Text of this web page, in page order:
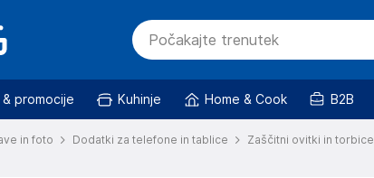
& promocije Kuhinje Home & Cook B2B
in foto Dodatki za telefone in tablice Zaščitni ovitki in torbice